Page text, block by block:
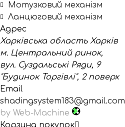
Мотузковий механізм
Ланцюговий механізм
Адрес
Харківська область Харків
м. Центральний ринок,
вул. Суздальські Ряди, 9
"Будинок Торгівлі", 2 поверх
Email
shadingsystem183@gmail.com
by Web-Machine
Корзина покупок